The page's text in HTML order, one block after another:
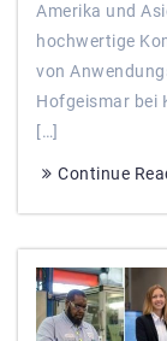
Amerika und
hochwertige
von
Hofgeismar bei
[…]
Continue